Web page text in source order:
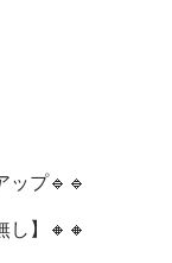
ップ🔹🔹
し】🔸🔸